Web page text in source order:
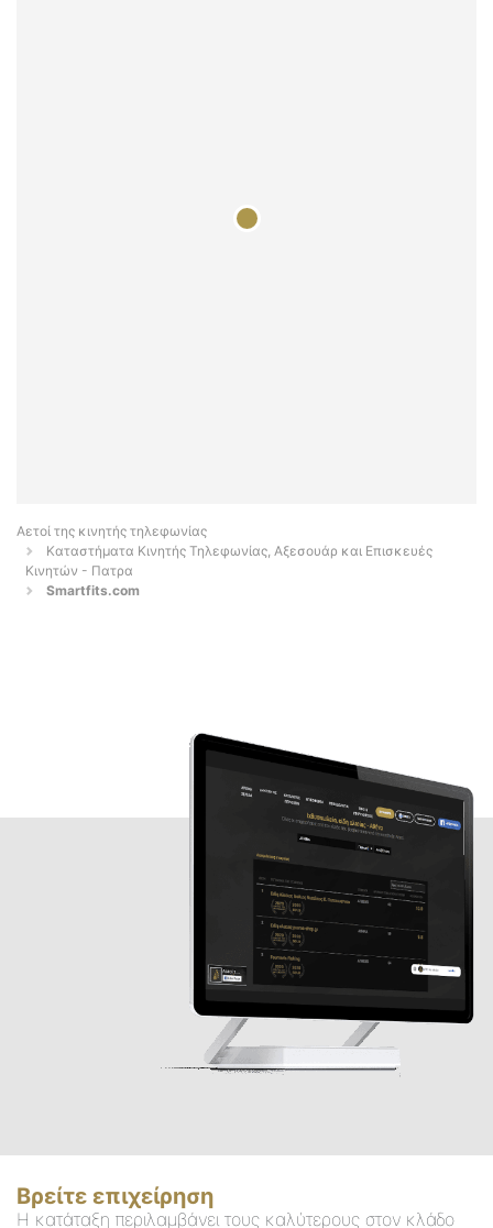
Αετοί της κινητής τηλεφωνίας
Καταστήματα Κινητής Τηλεφωνίας, Αξεσουάρ και Επισκευές
Κινητών - Πατρα
Smartfits.com
Βρείτε επιχείρηση
Η κατάταξη περιλαμβάνει τους καλύτερους στον κλάδο